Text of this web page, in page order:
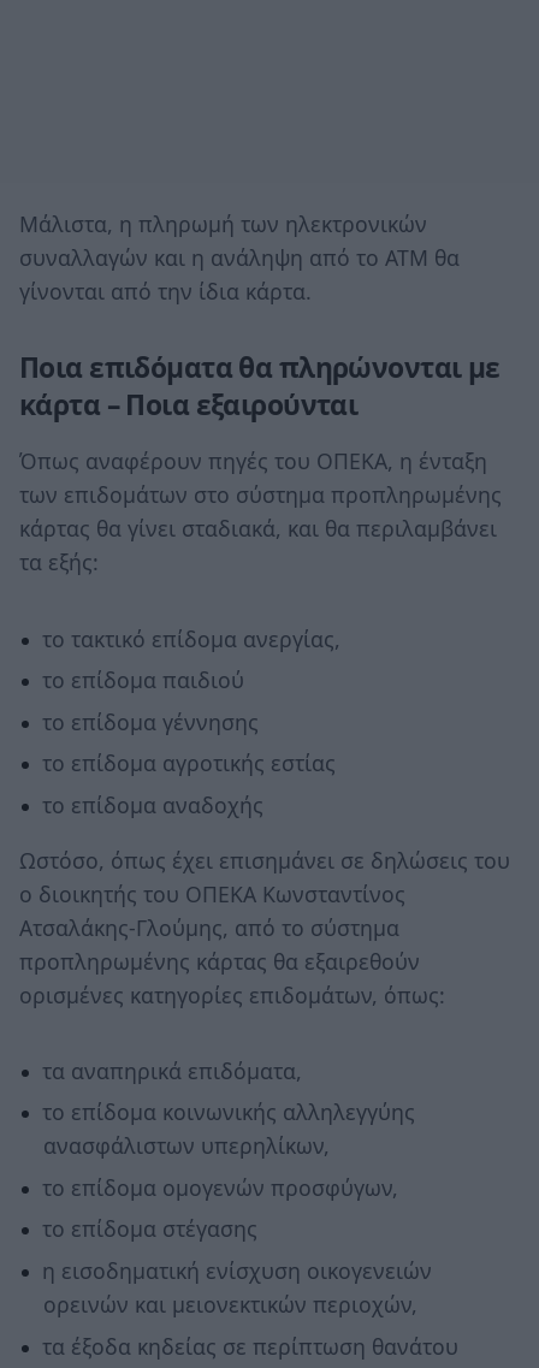
Μάλιστα, η πληρωμή των ηλεκτρονικών
συναλλαγών και η ανάληψη από το ΑΤΜ θα
γίνονται από την ίδια κάρτα.
Ποια επιδόματα θα πληρώνονται με
κάρτα – Ποια εξαιρούνται
Όπως αναφέρουν πηγές του ΟΠΕΚΑ, η ένταξη
των επιδομάτων στο σύστημα προπληρωμένης
κάρτας θα γίνει σταδιακά, και θα περιλαμβάνει
τα εξής:
το τακτικό επίδομα ανεργίας,
το επίδομα παιδιού
το επίδομα γέννησης
το επίδομα αγροτικής εστίας
το επίδομα αναδοχής
Ωστόσο, όπως έχει επισημάνει σε δηλώσεις του
ο διοικητής του ΟΠΕΚΑ Kωνσταντίνος
Ατσαλάκης-Γλούμης, από το σύστημα
προπληρωμένης κάρτας θα εξαιρεθούν
ορισμένες κατηγορίες επιδομάτων, όπως:
τα αναπηρικά επιδόματα,
το επίδομα κοινωνικής αλληλεγγύης
ανασφάλιστων υπερηλίκων,
το επίδομα ομογενών προσφύγων,
το επίδομα στέγασης
η εισοδηματική ενίσχυση οικογενειών
ορεινών και μειονεκτικών περιοχών,
τα έξοδα κηδείας σε περίπτωση θανάτου